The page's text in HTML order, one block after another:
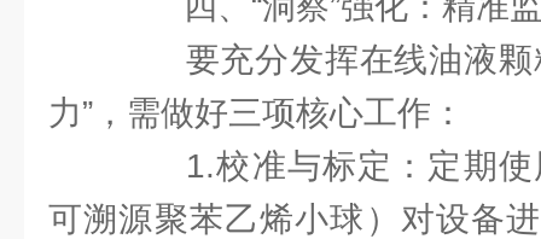
要充分发挥在线油液颗
力”，需做好三项核心工作：
1.校准与标定：定期使
可溯源聚苯乙烯小球）对设备